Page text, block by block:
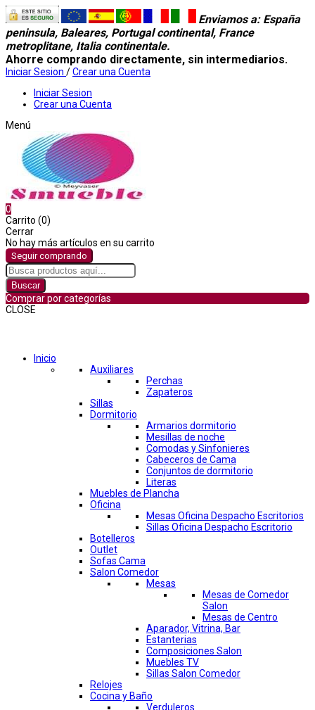
Enviamos a: España
peninsula, Baleares, Portugal continental, France
metroplitane, Italia continentale.
Ahorre comprando directamente, sin intermediarios.
Iniciar Sesion /Crear una Cuenta
Iniciar Sesion
Crear una Cuenta
Menú
0
Carrito (0)
Cerrar
No hay más artículos en su carrito
Seguir comprando
Buscar
Comprar por categorías
CLOSE
Inicio
Auxiliares
Perchas
Zapateros
Sillas
Dormitorio
Armarios dormitorio
Mesillas de noche
Comodas y Sinfonieres
Cabeceros de Cama
Conjuntos de dormitorio
Literas
Muebles de Plancha
Oficina
Mesas Oficina Despacho Escritorios
Sillas Oficina Despacho Escritorio
Botelleros
Outlet
Sofas Cama
Salon Comedor
Mesas
Mesas de Comedor
Salon
Mesas de Centro
Aparador, Vitrina, Bar
Estanterias
Composiciones Salon
Muebles TV
Sillas Salon Comedor
Relojes
Cocina y Baño
Verduleros